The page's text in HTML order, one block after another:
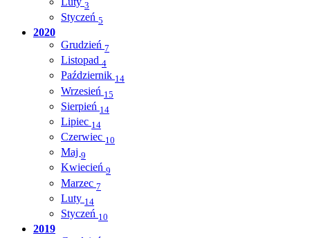
3
Styczeń 5
2020
Grudzień 7
Listopad 4
Październik 14
Wrzesień 15
Sierpień 14
Lipiec 14
Czerwiec 10
Maj 9
Kwiecień 9
Marzec 7
Luty 14
Styczeń 10
2019